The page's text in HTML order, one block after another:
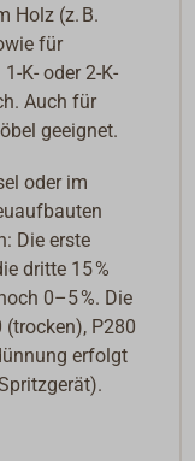
Holz (z. B.
für
K- oder 2-K-
Auch für
geeignet.
oder im
Die erste
dritte 15 %
0–5 %. Die
P280
erfolgt